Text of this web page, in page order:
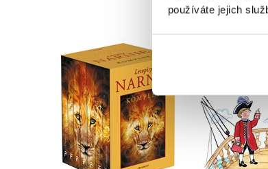
používáte jejich
NARNIE – komplet
1.-7.díl – box
C. S. Lewis
Václav